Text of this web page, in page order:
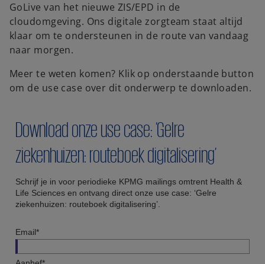
GoLive van het nieuwe ZIS/EPD in de
cloudomgeving. Ons digitale zorgteam staat altijd
klaar om te ondersteunen in de route van vandaag
naar morgen.
Meer te weten komen? Klik op onderstaande button
om de use case over dit onderwerp te downloaden.